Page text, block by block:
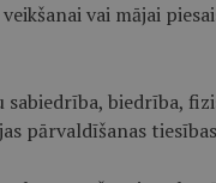
vai mājai
biedrība,
pārvaldīšanas